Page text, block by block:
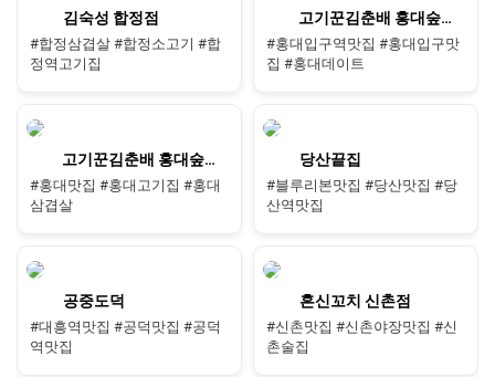
김숙성 합정점
#합정삼겹살 #합정소고기 #합
정역고기집
고기꾼김춘배 홍대숲길점
#홍대입구역맛집 #홍대입구맛
집 #홍대데이트
고기꾼김춘배 홍대숲길점
#홍대맛집 #홍대고기집 #홍대
삼겹살
당산끝집
#블루리본맛집 #당산맛집 #당
산역맛집
공중도덕
#대흥역맛집 #공덕맛집 #공덕
역맛집
혼신꼬치 신촌점
#신촌맛집 #신촌야장맛집 #신
촌술집